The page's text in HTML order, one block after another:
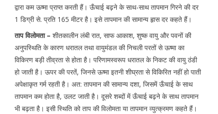
द्वारा कम ऊष्मा प्राप्त करती हैं। ऊँचाई बढ़ने के साथ-साथ तापमान गिरने की दर
1 डिग्री से. प्रति 165 मीटर है। इसे तापमान की सामान्य हृास दर कहते हैं।
ताप विलोमता – शीतकालीन लंबी रात, साफ आकाश, शुष्क वायु और पवनों की
अनुपस्थिति के कारण धरातल तथा वायुमंडल की निचली परतों से ऊष्मा का
विकिरण बड़ी तीव्रता से होता है। परिणामस्वरूप धरातल के निकट की वायु ठंडी
हो जाती है। ऊपर की परतें, जिनसे ऊष्मा इतनी शीघ्रता से विकिरित नहीं हो पाती
अपेक्षाकृत गर्म रहती है। अत: तापमान की सामान्य दशा, जिसमें ऊँचाई के साथ
तापमान कम होता है, उलट जाती है। दूसरे शब्दों में ऊँचाई बढ़ने के साथ तापमान
भी बढ़ता है। इसी स्थिति को ताप की विलोमता या तापमान व्युत्क्रमण कहते हैं।